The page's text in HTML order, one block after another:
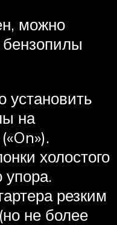
можно
бензопилы
установить
на
холостого
упора.
резким
не более